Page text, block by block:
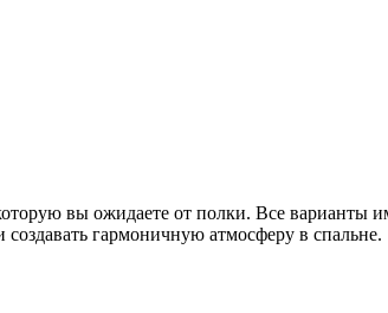
вы ожидаете от полки. Все варианты
гармоничную атмосферу в спальне.